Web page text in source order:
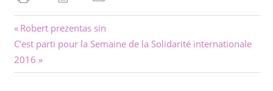
Navigado
tra
afiŝoj
Antaŭa
afiŝo:
Robert prezentas sin
Sekva
afiŝo:
C’est parti pour la Semaine de la Solidarité internationale
2016